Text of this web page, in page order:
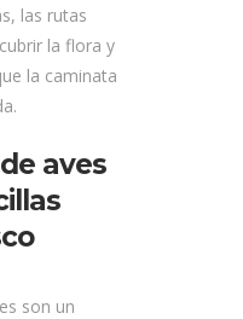
las rutas
la flora y
la caminata
aves
son un